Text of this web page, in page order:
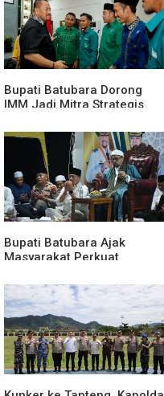
Bupati Batubara Dorong
IMM Jadi Mitra Strategis
Bupati Batubara Ajak
Masyarakat Perkuat
Rasulullah